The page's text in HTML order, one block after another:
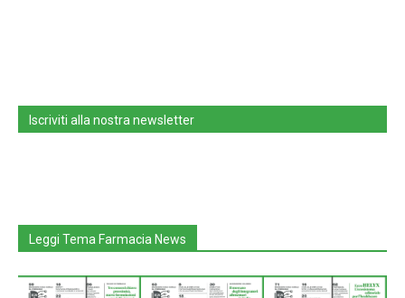
Iscriviti alla nostra newsletter
Leggi Tema Farmacia News